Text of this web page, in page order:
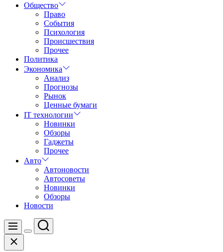
Общество
Право
События
Психология
Происшествия
Прочее
Политика
Экономика
Анализ
Прогнозы
Рынок
Ценные бумаги
IT технологии
Новинки
Обзоры
Гаджеты
Прочее
Авто
Автоновости
Автосоветы
Новинки
Обзоры
Новости
Меню
Цвет
Поиск
Закрыть